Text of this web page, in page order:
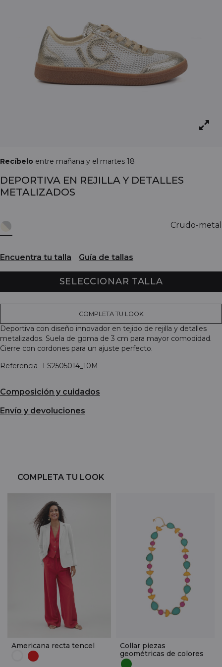
Recíbelo entre mañana y el martes 18
DEPORTIVA EN REJILLA Y DETALLES
METALIZADOS
Crudo-metal
Encuentra tu talla Guía de tallas
SELECCIONAR TALLA
COMPLETA TU LOOK
Deportiva con diseño innovador en tejido de rejilla y detalles
metalizados. Suela de goma de 3 cm para mayor comodidad.
Cierre con cordones para un ajuste perfecto.
Referencia
LS2505014_10M
Composición y cuidados
Envío y devoluciones
COMPLETA TU LOOK
Americana recta tencel
Collar piezas
geométricas de colores